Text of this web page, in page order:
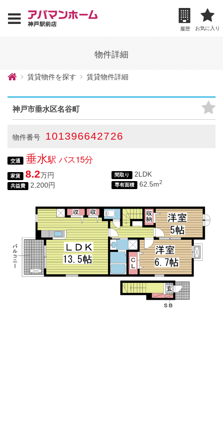
お気に入り
履歴
物件詳細
賃貸物件を探す 賃貸物件詳細
神戸市垂水区名谷町
物件番号 101396642726
交通 垂水駅 バス15分
家賃 8.2万円
共益費 2,200円
間取り 2LDK
専有面積 62.5m2